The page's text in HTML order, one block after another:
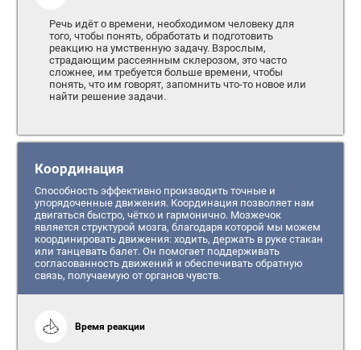
Речь идёт о времени, необходимом человеку для
того, чтобы понять, обработать и подготовить
реакцию на умственную задачу. Взрослым,
страдающим рассеянным склерозом, это часто
сложнее, им требуется больше времени, чтобы
понять, что им говорят, запомнить что-то новое или
найти решение задачи.
Координация
Способность эффективно производить точные и
упорядоченные движения. Координация позволяет нам
двигаться быстро, чётко и гармонично. Мозжечок
является структурой мозга, благодаря которой мы можем
координировать движения: ходить, держать в руке стакан
или танцевать балет. Он помогает поддерживать
согласованность движений и обеспечивать обратную
связь, получаемую от органов чувств.
Время реакции